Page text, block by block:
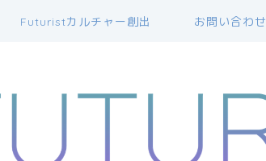
Futuristカルチャー創出 お問い合わせ